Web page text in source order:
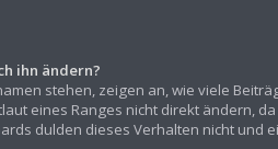
ihn ändern?
stehen, zeigen an, wie viele
eines Ranges nicht direkt ändern,
dulden dieses Verhalten nicht und